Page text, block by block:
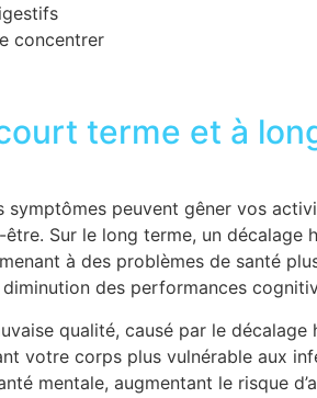
concentrer
terme et à
symptômes peuvent gêner vos
Sur le long terme, un
à des problèmes de santé
des performances
qualité, causé par le
votre corps plus vulnérable aux
mentale, augmentant le risque